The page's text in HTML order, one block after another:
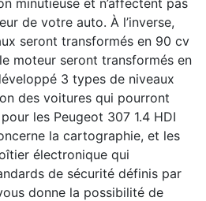
de votre auto. À l’inverse,
seront transformés en 90 cv
moteur seront transformés en
3 types de niveaux
des voitures qui pourront
les Peugeot 307 1.4 HDI
la cartographie, et les
électronique qui
de sécurité définis par
donne la possibilité de